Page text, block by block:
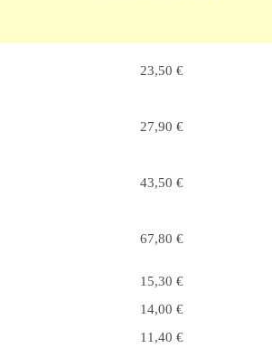
23,50 €
27,90 €
43,50 €
67,80 €
15,30 €
14,00 €
11,40 €